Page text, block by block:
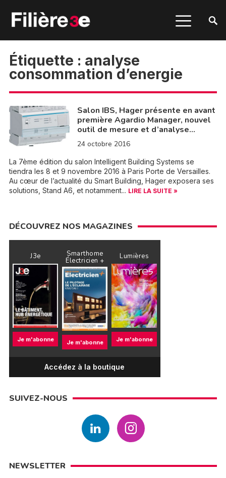
Étiquette : analyse
consommation d’energie
Salon IBS, Hager présente en avant
première Agardio Manager, nouvel
outil de mesure et d’analyse…
24 octobre 2016
La 7ème édition du salon Intelligent Building Systems se
tiendra les 8 et 9 novembre 2016 à Paris Porte de Versailles.
Au cœur de l’actualité du Smart Building, Hager exposera ses
solutions, Stand A6, et notamment... LIRE LA SUITE »
DÉCOUVREZ NOS MAGAZINES
J3e
Je m'abonne
Smarthome
Électricien +
Je m'abonne
Lumières
Je m'abonne
Accédez à la boutique
SUIVEZ-NOUS
NEWSLETTER